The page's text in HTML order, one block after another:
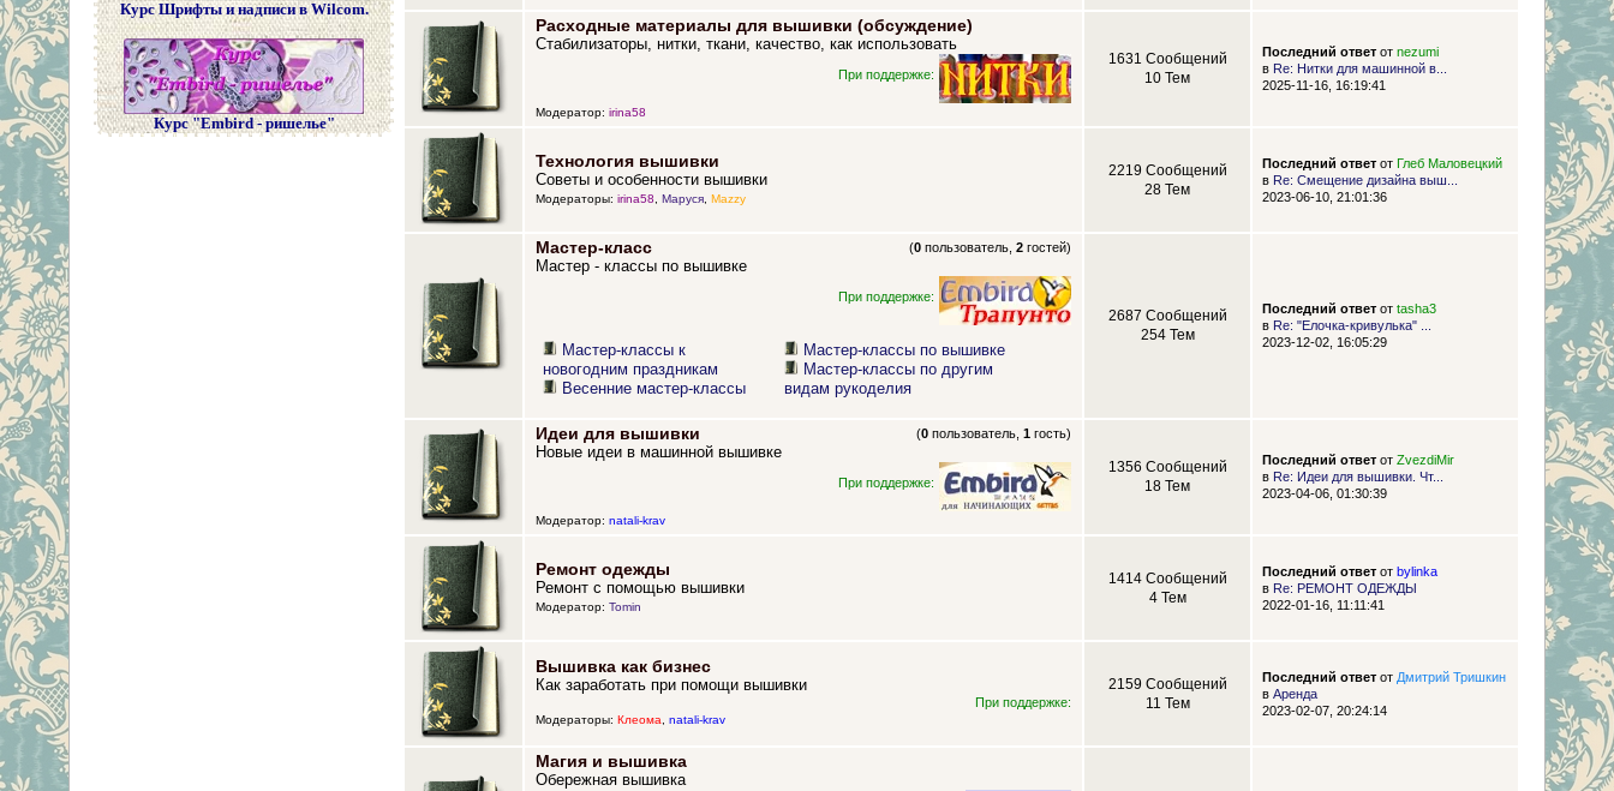
Курс Шрифты и надписи в Wilcom.
Курс "Embird - ришелье"
Расходные материалы для вышивки (обсуждение)
Стабилизаторы, нитки, ткани, качество, как использовать
При поддержке:
Модератор: irina58
1631 Сообщений
10 Тем
Последний ответот nezumi
в Re: Нитки для машинной в...
2025-11-16, 16:19:41
Технология вышивки
Советы и особенности вышивки
Модераторы: irina58, Маруся, Mazzy
2219 Сообщений
28 Тем
Последний ответот Глеб Маловецкий
в Re: Смещение дизайна выш...
2023-06-10, 21:01:36
Мастер-класс (0 пользователь,2 гостей)
Мастер - классы по вышивке
При поддержке:
Мастер-классы к
новогодним праздникам
Весенние мастер-классы
Мастер-классы по вышивке
Мастер-классы по другим
видам рукоделия
2687 Сообщений
254 Тем
Последний ответот tasha3
в Re: "Елочка-кривулька" ...
2023-12-02, 16:05:29
Идеи для вышивки (0 пользователь,1 гость)
Новые идеи в машинной вышивке
При поддержке:
Модератор: natali-krav
1356 Сообщений
18 Тем
Последний ответот ZvezdiMir
в Re: Идеи для вышивки. Чт...
2023-04-06, 01:30:39
Ремонт одежды
Ремонт с помощью вышивки
Модератор: Tomin
1414 Сообщений
4 Тем
Последний ответот bylinka
в Re: РЕМОНТ ОДЕЖДЫ
2022-01-16, 11:11:41
Вышивка как бизнес
Как заработать при помощи вышивки
При поддержке:
Модераторы: Клеома, natali-krav
2159 Сообщений
11 Тем
Последний ответот Дмитрий Тришкин
в Аренда
2023-02-07, 20:24:14
Магия и вышивка
Обережная вышивка